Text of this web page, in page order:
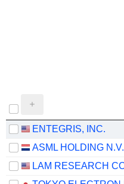
ENTEGRIS, INC.
ASML HOLDING N.V.